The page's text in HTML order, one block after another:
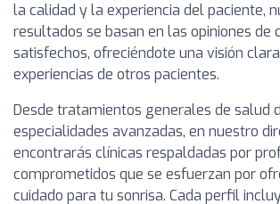
la calidad y la experiencia del paciente,
resultados se basan en las opiniones de
satisfechos, ofreciéndote una visión
experiencias de otros pacientes.
Desde tratamientos generales de salud
especialidades avanzadas, en nuestro
encontrarás clínicas respaldadas por
comprometidos que se esfuerzan por
cuidado para tu sonrisa. Cada perfil